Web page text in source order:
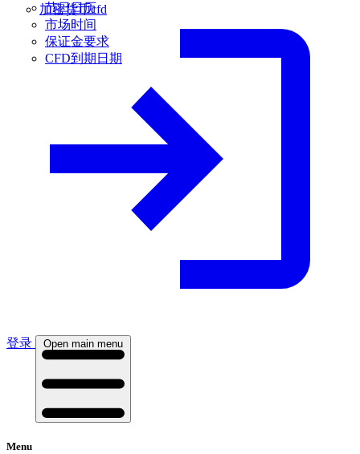
加密货币cfd
节日日历
市场时间
保证金要求
CFD到期日期
登录 Open main menu
Menu